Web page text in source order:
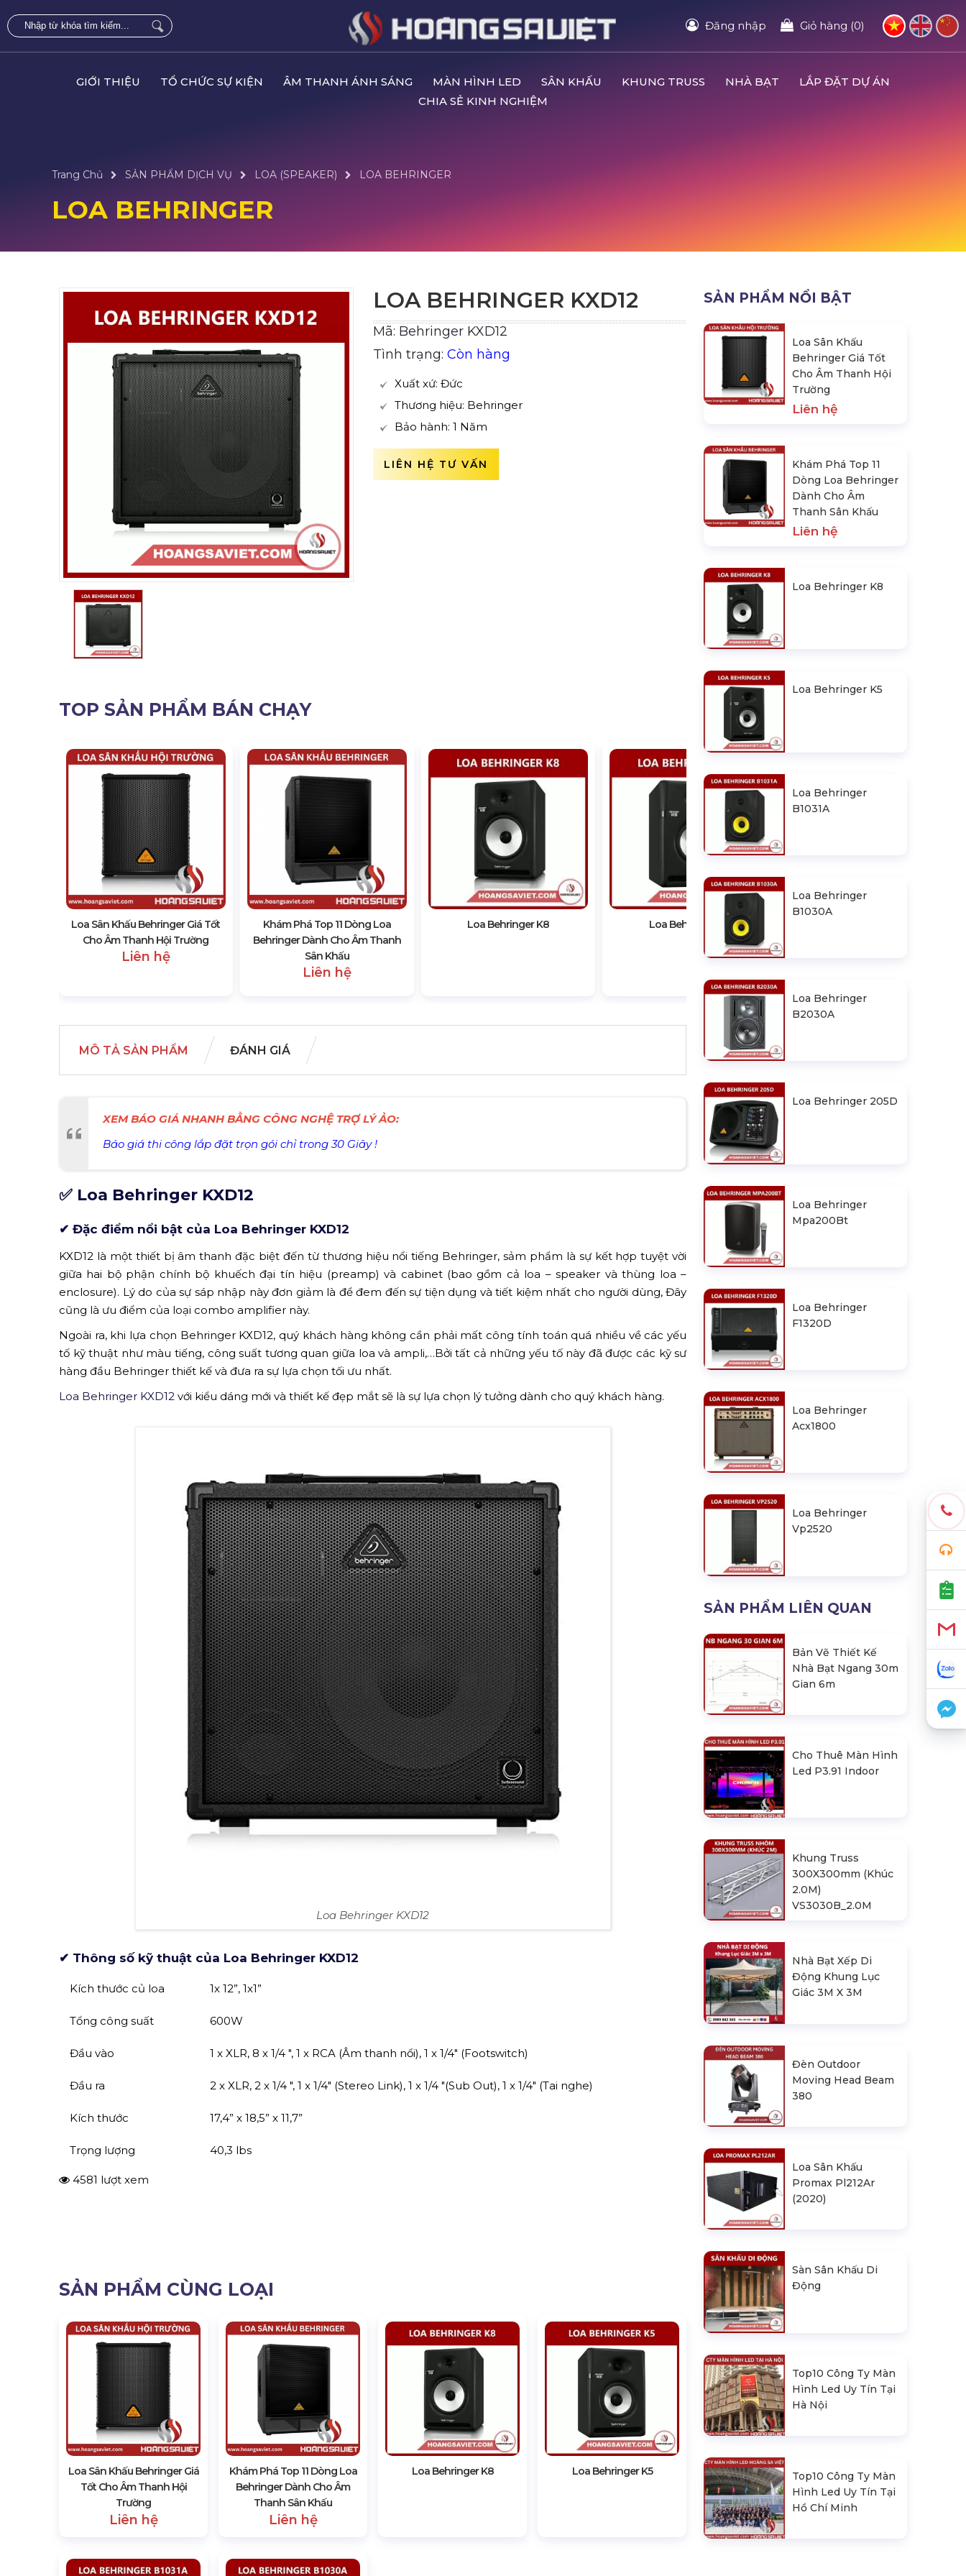
Đăng nhập Giỏ hàng (0)
GIỚI THIỆU TỔ CHỨC SỰ KIỆN ÂM THANH ÁNH SÁNG MÀN HÌNH LED SÂN KHẤU KHUNG TRUSS NHÀ BẠT
LẮP ĐẶT DỰ ÁN
CHIA SẺ KINH NGHIỆM
Trang Chủ SẢN PHẨM DỊCH VỤ LOA (SPEAKER) LOA BEHRINGER
LOA BEHRINGER
LOA BEHRINGER KXD12
Mã: Behringer KXD12
Tình trạng: Còn hàng
Xuất xứ: Đức
Thương hiệu: Behringer
Bảo hành: 1 Năm
LIÊN HỆ TƯ VẤN
TOP SẢN PHẨM BÁN CHẠY
Loa Sân Khấu Behringer Giá Tốt
Cho Âm Thanh Hội Trường
Liên hệ
Khám Phá Top 11 Dòng Loa
Behringer Dành Cho Âm Thanh
Sân Khấu
Liên hệ
Loa Behringer K8 Loa Behringer K5
MÔ TẢ SẢN PHẨM ĐÁNH GIÁ
XEM BÁO GIÁ NHANH BẰNG CÔNG NGHỆ TRỢ LÝ ẢO:
Báo giá thi công lắp đặt trọn gói chỉ trong 30 Giây !
✅ Loa Behringer KXD12
✔ Đặc điểm nổi bật của Loa Behringer KXD12
KXD12 là một thiết bị âm thanh đặc biệt đến từ thương hiệu nổi tiếng Behringer, sảm phẩm là sự kết hợp tuyệt vời
giữa hai bộ phận chính bộ khuếch đại tín hiệu (preamp) và cabinet (bao gồm cả loa – speaker và thùng loa –
enclosure). Lý do của sự sáp nhập này đơn giảm là để đem đến sự tiện dụng và tiết kiệm nhất cho người dùng, Đây
cũng là ưu điểm của loại combo amplifier này.
Ngoài ra, khi lựa chọn Behringer KXD12, quý khách hàng không cần phải mất công tính toán quá nhiều về các yếu
tố kỹ thuật như màu tiếng, công suất tương quan giữa loa và ampli,…Bởi tất cả những yếu tố này đã được các kỹ sư
hàng đầu Behringer thiết kế và đưa ra sự lựa chọn tối ưu nhất.
Loa Behringer KXD12 với kiểu dáng mới và thiết kế đẹp mắt sẽ là sự lựa chọn lý tưởng dành cho quý khách hàng.
Loa Behringer KXD12
✔ Thông số kỹ thuật của Loa Behringer KXD12
Kích thước củ loa 1x 12”, 1x1”
Tổng công suất 600W
Đầu vào 1 x XLR, 8 x 1/4 ", 1 x RCA (Âm thanh nổi), 1 x 1/4" (Footswitch)
Đầu ra 2 x XLR, 2 x 1/4 ", 1 x 1/4" (Stereo Link), 1 x 1/4 "(Sub Out), 1 x 1/4" (Tai nghe)
Kích thước 17,4” x 18,5” x 11,7”
Trọng lượng 40,3 lbs
4581 lượt xem
SẢN PHẨM CÙNG LOẠI
Loa Sân Khấu Behringer Giá
Tốt Cho Âm Thanh Hội
Trường
Liên hệ
Khám Phá Top 11 Dòng Loa
Behringer Dành Cho Âm
Thanh Sân Khấu
Liên hệ
Loa Behringer K8 Loa Behringer K5
SẢN PHẨM NỔI BẬT
Loa Sân Khấu
Behringer Giá Tốt
Cho Âm Thanh Hội
Trường
Liên hệ
Khám Phá Top 11
Dòng Loa Behringer
Dành Cho Âm
Thanh Sân Khấu
Liên hệ
Loa Behringer K8
Loa Behringer K5
Loa Behringer
B1031A
Loa Behringer
B1030A
Loa Behringer
B2030A
Loa Behringer 205D
Loa Behringer
Mpa200Bt
Loa Behringer
F1320D
Loa Behringer
Acx1800
Loa Behringer
Vp2520
SẢN PHẨM LIÊN QUAN
Bản Vẽ Thiết Kế
Nhà Bạt Ngang 30m
Gian 6m
Cho Thuê Màn Hình
Led P3.91 Indoor
Khung Truss
300X300mm (Khúc
2.0M)
VS3030B_2.0M
Nhà Bạt Xếp Di
Động Khung Lục
Giác 3M X 3M
Đèn Outdoor
Moving Head Beam
380
Loa Sân Khấu
Promax Pl212Ar
(2020)
Sàn Sân Khấu Di
Động
Top10 Công Ty Màn
Hình Led Uy Tín Tại
Hà Nội
Top10 Công Ty Màn
Hình Led Uy Tín Tại
Hồ Chí Minh